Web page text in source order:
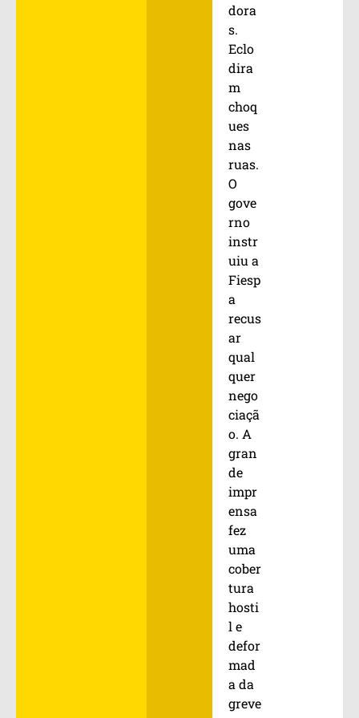
dora
s.
Eclo
dira
m
choq
ues
nas
ruas.
O
gove
rno
instr
uiu a
Fiesp
a
recus
ar
qual
quer
nego
ciaçã
o. A
gran
de
impr
ensa
fez
uma
cober
tura
hosti
l e
defor
mad
a da
greve